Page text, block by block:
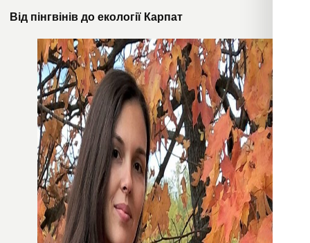
Від пінгвінів до екології Карпат